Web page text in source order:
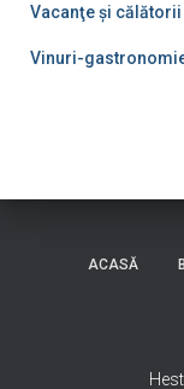
Vacanţe şi călătorii
Vinuri-
ACASĂ